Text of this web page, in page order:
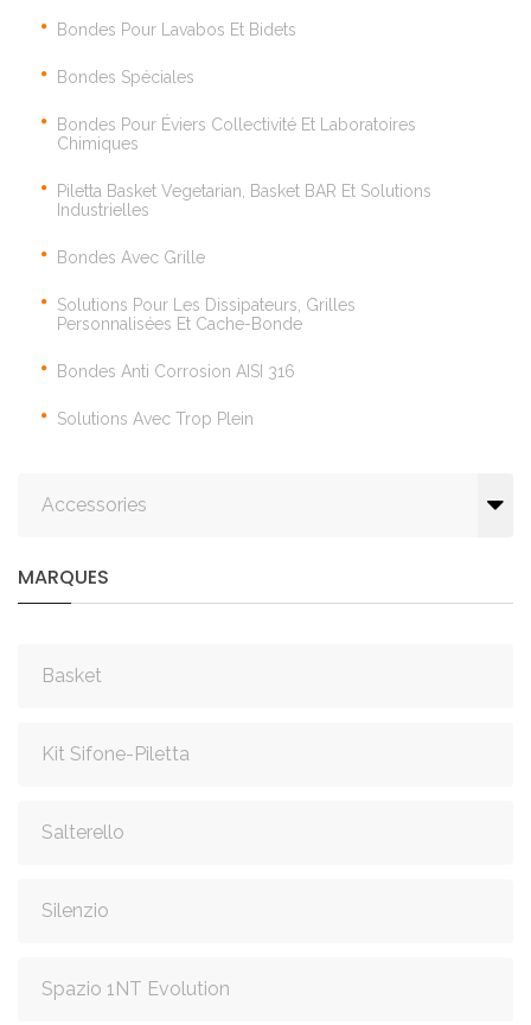
Bondes Pour Lavabos Et Bidets
Bondes Spéciales
Bondes Pour Éviers Collectivité Et Laboratoires
Chimiques
Piletta Basket Vegetarian, Basket BAR Et Solutions
Industrielles
Bondes Avec Grille
Solutions Pour Les Dissipateurs, Grilles
Personnalisées Et Cache-Bonde
Bondes Anti Corrosion AISI 316
Solutions Avec Trop Plein
Accessories
MARQUES
Basket
Kit Sifone-Piletta
Salterello
Silenzio
Spazio 1NT Evolution